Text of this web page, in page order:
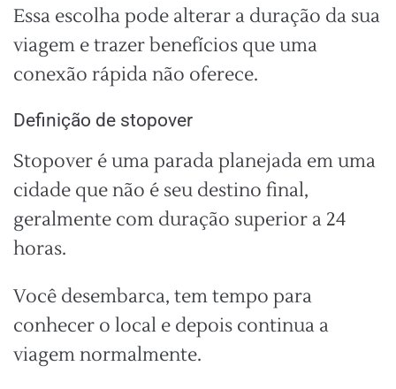
Essa escolha pode alterar a duração da sua
viagem e trazer benefícios que uma
conexão rápida não oferece.
Definição de stopover
Stopover é uma parada planejada em uma
cidade que não é seu destino final,
geralmente com duração superior a 24
horas.
Você desembarca, tem tempo para
conhecer o local e depois continua a
viagem normalmente.